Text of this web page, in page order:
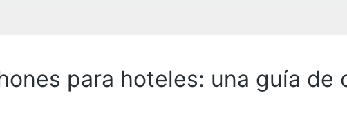
para hoteles: una guía de